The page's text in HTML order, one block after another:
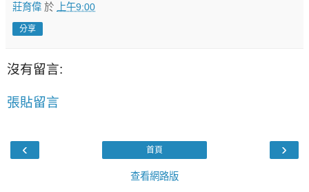
莊育偉 於 上午9:00
分享
沒有留言:
張貼留言
‹ ›
首頁
查看網路版